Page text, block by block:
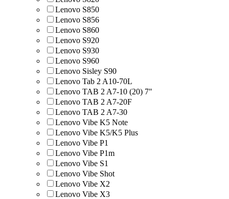
Lenovo S850
Lenovo S856
Lenovo S860
Lenovo S920
Lenovo S930
Lenovo S960
Lenovo Sisley S90
Lenovo Tab 2 A10-70L
Lenovo TAB 2 A7-10 (20) 7"
Lenovo TAB 2 A7-20F
Lenovo TAB 2 A7-30
Lenovo Vibe K5 Note
Lenovo Vibe K5/K5 Plus
Lenovo Vibe P1
Lenovo Vibe P1m
Lenovo Vibe S1
Lenovo Vibe Shot
Lenovo Vibe X2
Lenovo Vibe X3